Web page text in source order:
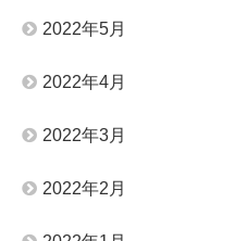
2022年5月
2022年4月
2022年3月
2022年2月